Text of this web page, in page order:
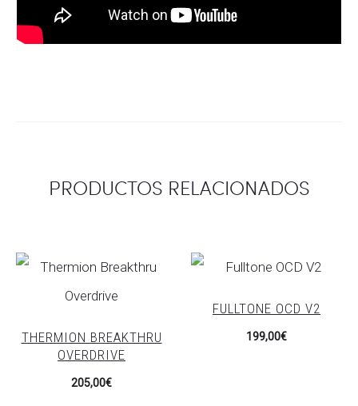
PRODUCTOS RELACIONADOS
THERMION BREAKTHRU
OVERDRIVE
205,00€
FULLTONE OCD V2
199,00€